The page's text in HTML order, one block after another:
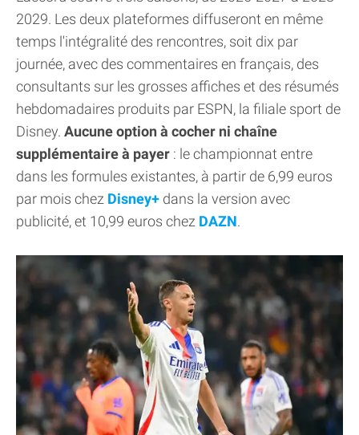
2029. Les deux plateformes diffuseront en même
temps l'intégralité des rencontres, soit dix par
journée, avec des commentaires en français, des
consultants sur les grosses affiches et des résumés
hebdomadaires produits par ESPN, la filiale sport de
Disney. Aucune option à cocher ni chaîne
supplémentaire à payer : le championnat entre
dans les formules existantes, à partir de 6,99 euros
par mois chez Disney+ dans la version avec
publicité, et 10,99 euros chez DAZN.